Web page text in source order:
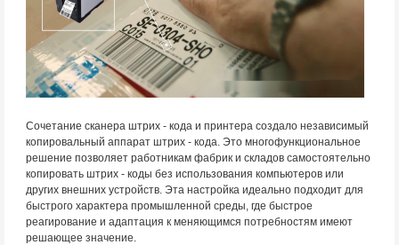
Сочетание сканера штрих - кода и принтера создало независимый
копировальный аппарат штрих - кода. Это многофункциональное
решение позволяет работникам фабрик и складов самостоятельно
копировать штрих - коды без использования компьютеров или
других внешних устройств. Эта настройка идеально подходит для
быстрого характера промышленной среды, где быстрое
реагирование и адаптация к меняющимся потребностям имеют
решающее значение.